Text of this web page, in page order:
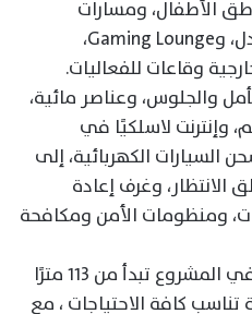
الأطفال، ومسارات
ومخازن الدراجات، وملعب البادل، وGaming Lounge،
والجلوس، وعناصر مائية،
لاسلكيًا في
السيارات الكهربائية، إلى
الانتظار، وغرف إعادة
ومنظومات الأمن ومكافحة
وأوضح أن مساحات الوحدات في المشروع تبدأ من ١١٣ مترًا
كافة الاحتياجات ، مع